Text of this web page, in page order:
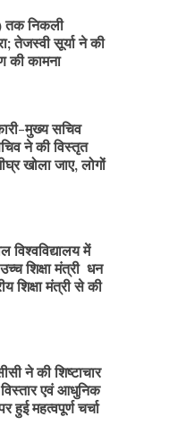
तक निकली
तेजस्वी सूर्या ने की
की कामना
मुख्य सचिव
ने की विस्तृत
खोला जाए, लोगों
में
शिक्षा मंत्री धन
शिक्षा मंत्री से की
ने की शिष्टाचार
एवं आधुनिक
महत्वपूर्ण चर्चा